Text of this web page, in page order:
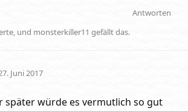
Antworten
, und monsterkiller11 gefällt das.
Juni 2017
später würde es vermutlich so gut